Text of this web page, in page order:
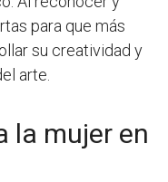
para que más
su creatividad y
arte.
la mujer en